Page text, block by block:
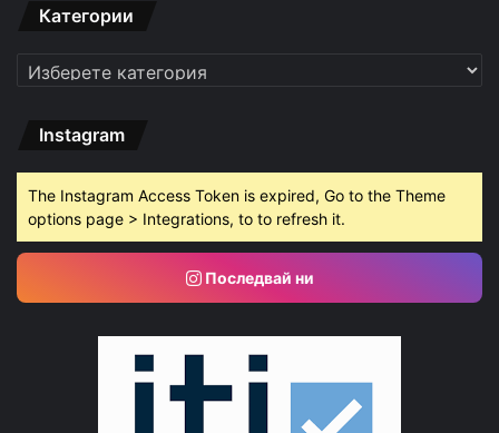
Категории
Категории
Instagram
The Instagram Access Token is expired, Go to the Theme
options page > Integrations, to to refresh it.
Последвай ни